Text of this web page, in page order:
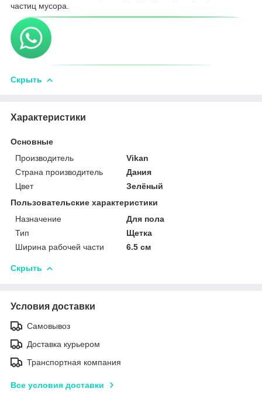
частиц мусора.
Скрыть
Характеристики
Основные
Производитель
Vikan
Страна производитель
Дания
Цвет
Зелёный
Пользовательские характеристики
Назначение
Для пола
Тип
Щетка
Ширина рабочей части
6.5 см
Скрыть
Условия доставки
Самовывоз
Доставка курьером
Транспортная компания
Все условия доставки